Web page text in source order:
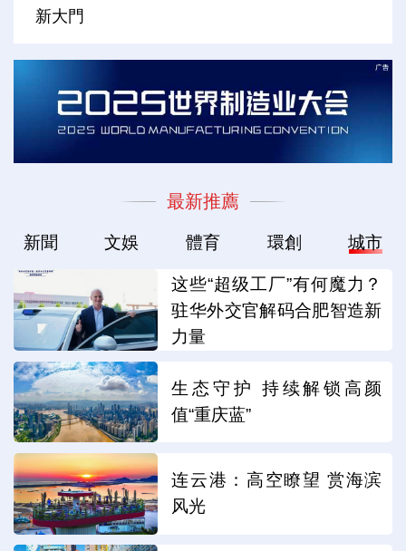
新大門
最新推薦
新聞 文娛 體育 環創 城市
这些“超级工厂”有何魔力？
驻华外交官解码合肥智造新
力量
生态守护 持续解锁高颜
值“重庆蓝”
连云港：高空瞭望 赏海滨
风光